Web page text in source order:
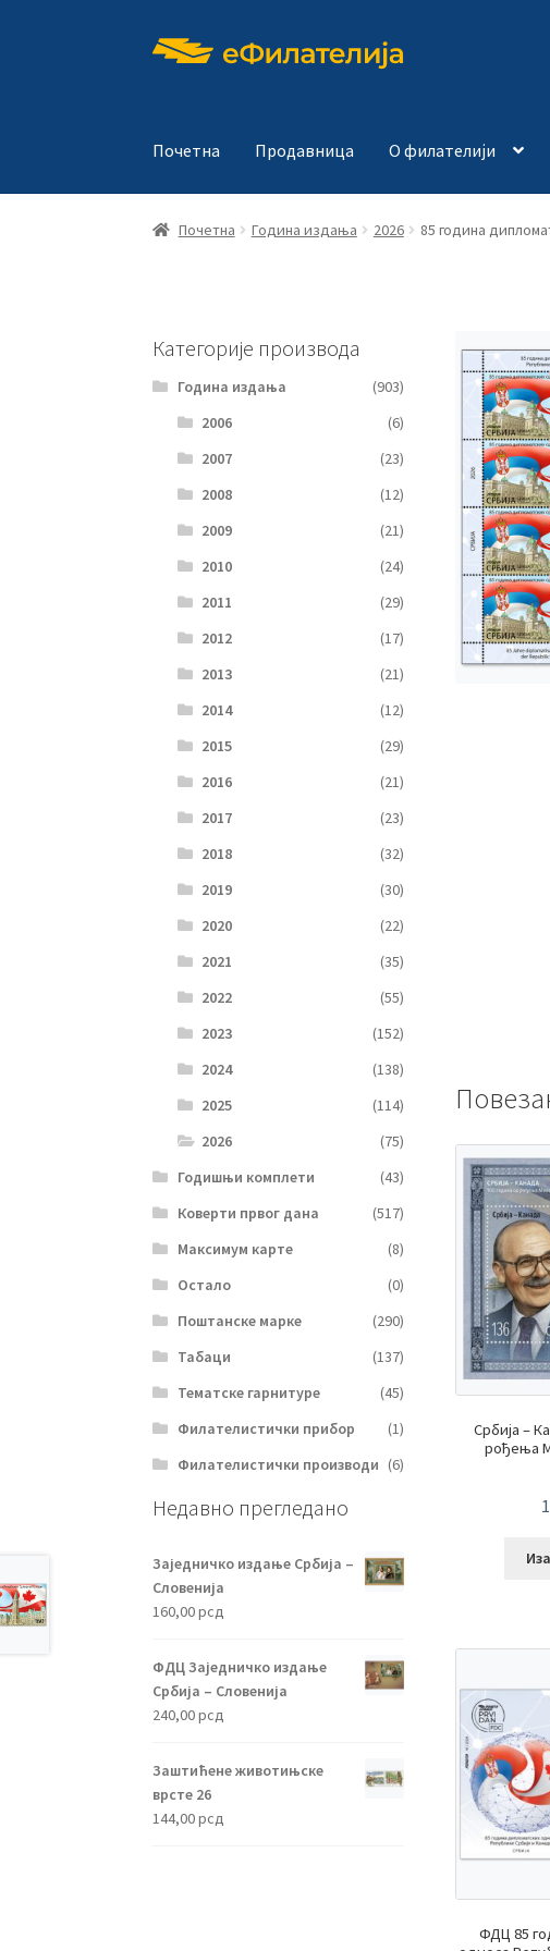
Прескочи
Скочи
Почетна Продавница О филателији
Почетна Година издања 2026 85 година
Србија –
рођења
ФДЦ 85
Категорије производа
Година издања
(903)
2006
(6)
2007
(23)
2008
(12)
2009
(21)
2010
(24)
2011
(29)
2012
(17)
2013
(21)
2014
(12)
2015
(29)
2016
(21)
2017
(23)
2018
(32)
2019
(30)
2020
(22)
2021
(35)
2022
(55)
2023
(152)
2024
(138)
2025
(114)
2026
(75)
Годишњи комплети
(43)
Коверти првог дана
(517)
Максимум карте
(8)
Остало
(0)
Поштанске марке
(290)
Табаци
(137)
Тематске гарнитуре
(45)
Филателистички прибор
(1)
Филателистички производи (6)
Недавно прегледано
Заједничко издање Србија –
Словенија
160,00рсд
ФДЦ Заједничко издање
Србија – Словенија
240,00рсд
Заштићене животињске
врсте 26
144,00рсд